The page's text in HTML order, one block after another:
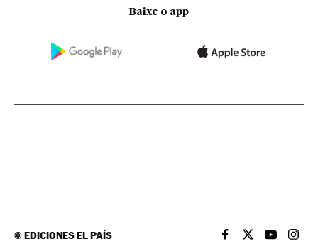
Baixe o app
©EDICIONES EL PAÍS EL PAÍS BRASIL EN
EL PAÍSEL PAÍS
EL